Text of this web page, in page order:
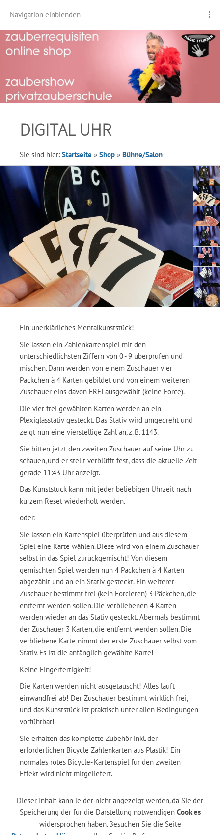
Navigation einblenden
DIGITAL UHR
Sie sind hier: Startseite » Shop » Bühne/Salon
Ein unerklärliches Mentalkunststück!
Sie lassen ein Zahlenkartenspiel mit den
unterschiedlichsten Ziffern von 0 - 9 überprüfen und
mischen. Dann werden von einem Zuschauer vier
Päckchen à 4 Karten gebildet und von einem weiteren
Zuschauer eins davon FREI ausgewählt (keine Force).
Die vier frei gewählten Karten werden an ein
Plexiglasstativ gesteckt. Das Stativ wird umgedreht und
zeigt nun eine vierstellige Zahl an, z. B. 1143.
Sie bitten jetzt den zweiten Zuschauer auf seine Uhr zu
schauen, und er stellt verblüfft fest, dass die aktuelle Zeit
gerade 11:43 Uhr anzeigt.
Das Kunststück kann mit jeder beliebigen Uhrzeit nach
kurzem Reset wiederholt werden.
oder:
Sie lassen ein Kartenspiel überprüfen und aus diesem
Spiel eine Karte wählen. Diese wird von einem Zuschauer
selbst in das Spiel zurückgemischt! Von diesem
gemischten Spiel werden nun 4 Päckchen à 4 Karten
abgezählt und an ein Stativ gesteckt. Ein weiterer
Zuschauer bestimmt frei (kein Forcieren) 3 Päckchen, die
entfernt werden sollen. Die verbliebenen 4 Karten
werden wieder an das Stativ gesteckt. Abermals bestimmt
der Zuschauer 3 Karten, die entfernt werden sollen. Die
verbliebene Karte nimmt der erste Zuschauer selbst vom
Stativ. Es ist die anfänglich gewählte Karte!
Keine Fingerfertigkeit!
Die Karten werden nicht ausgetauscht! Alles läuft
einwandfrei ab! Der Zuschauer bestimmt wirklich frei,
und das Kunststück ist praktisch unter allen Bedingungen
vorführbar!
Sie erhalten das komplette Zubehör inkl. der
erforderlichen Bicycle Zahlenkarten aus Plastik! Ein
normales rotes Bicycle- Kartenspiel für den zweiten
Effekt wird nicht mitgeliefert.
Dieser Inhalt kann leider nicht angezeigt werden, da Sie der
Speicherung der für die Darstellung notwendigen Cookies
widersprochen haben. Besuchen Sie die Seite